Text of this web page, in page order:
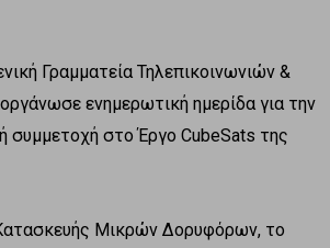
Γραμματεία Τηλεπικοινωνιών &
ενημερωτική ημερίδα για την
συμμετοχή στο Έργο CubeSats της
Μικρών Δορυφόρων, το